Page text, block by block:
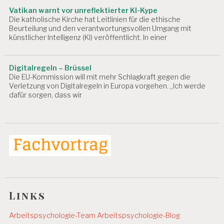
P
S
Y
C
O
L
O
G
I
P
A
E
T
R
Vatikan warnt vor unreflektierter KI-Kype
Die katholische Kirche hat Leitlinien für die ethische
Beurteilung und den verantwortungsvollen Umgang mit
künstlicher Intelligenz (KI) veröffentlicht. In einer
Digitalregeln – Brüssel
Die EU-Kommission will mit mehr Schlagkraft gegen die
Verletzung von Digitalregeln in Europa vorgehen. „Ich werde
dafür sorgen, dass wir
Links
Arbeitspsychologie-TeamArbeitspsychologie-Blog